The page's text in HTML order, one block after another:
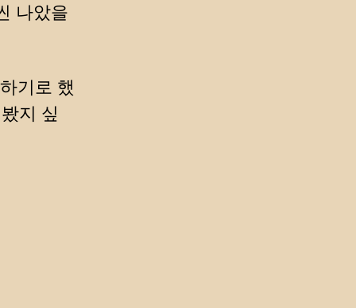
나았을
기로 했
지 싶